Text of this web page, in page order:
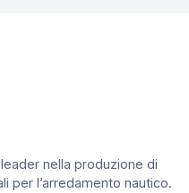
nella produzione di
per l’arredamento nautico.